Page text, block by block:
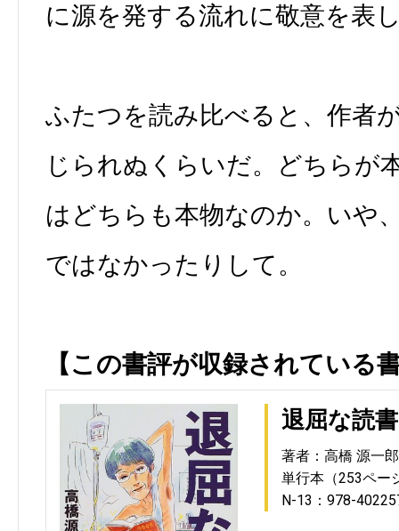
に源を発する流れに敬意を表
ふたつを読み比べると、作者
じられぬくらいだ。どちらが
はどちらも本物なのか。いや
ではなかったりして。
【この書評が収録されている
退屈な読書
著者：高橋 源一郎
単行本（253ペー
N-13：978-